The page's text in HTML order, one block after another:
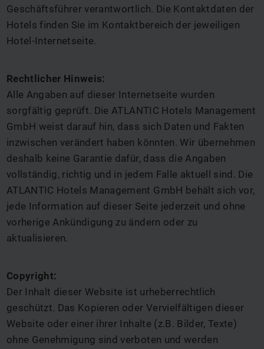
Geschäftsführer verantwortlich. Die Kontaktdaten der
Hotels finden Sie im Kontaktbereich der jeweiligen
Hotel-Internetseite.
Rechtlicher Hinweis:
Alle Angaben auf dieser Internetseite wurden
sorgfältig geprüft. Die ATLANTIC Hotels Management
GmbH weist darauf hin, dass sich Daten und Fakten
inzwischen verändert haben könnten. Wir übernehmen
deshalb keine Garantie dafür, dass die Angaben
vollständig, richtig und in jedem Falle aktuell sind. Die
ATLANTIC Hotels Management GmbH behält sich vor,
jede Information auf dieser Seite jederzeit und ohne
vorherige Ankündigung zu ändern oder zu
aktualisieren.
Copyright:
Der Inhalt dieser Website ist urheberrechtlich
geschützt. Das Kopieren oder Vervielfältigen dieser
Website oder einer ihrer Inhalte (z.B. Bilder, Texte)
ohne Genehmigung sind verboten und werden